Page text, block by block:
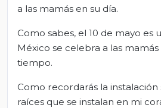
a las mamás en su día.
Como sabes, el 10 de mayo es
México se celebra a las
tiempo.
Como recordarás la instalación
raíces que se instalan en mi